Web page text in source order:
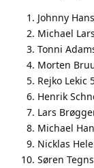
Johnny
Michael
Tonni
Morten
Rejko Lekic
Henrik
Lars
Michael
Nicklas
Søren